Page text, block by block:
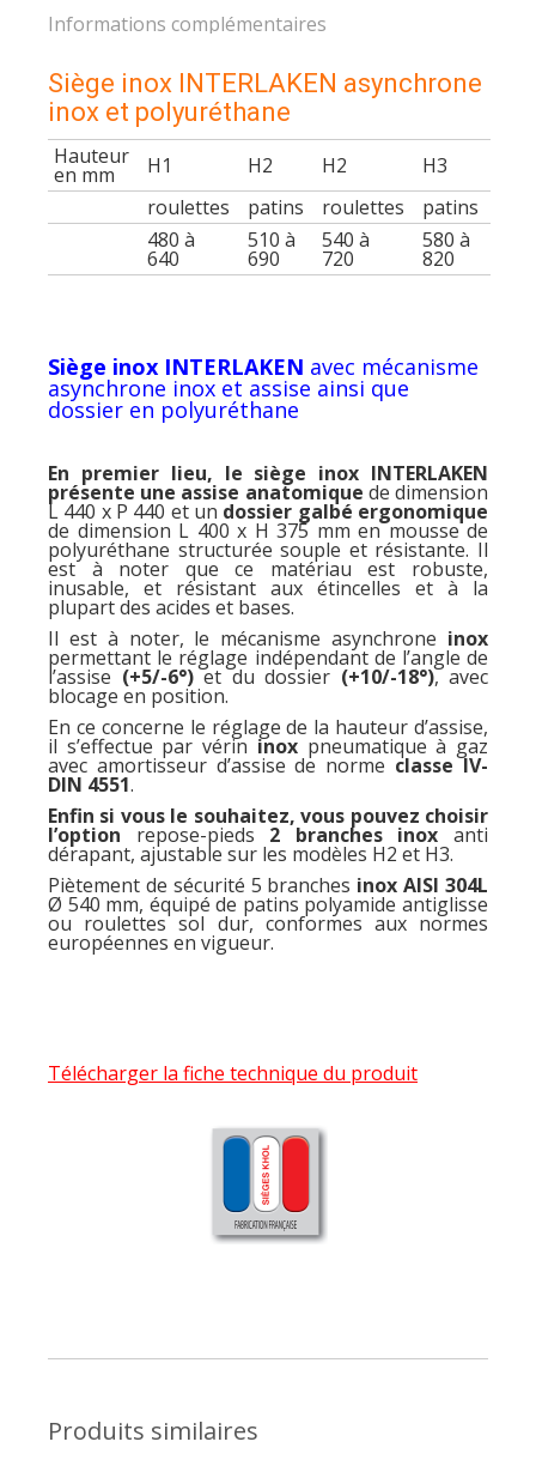
Informations complémentaires
Siège inox INTERLAKEN asynchrone
inox et polyuréthane
Hauteur
en mm H1 H2 H2
H3
roulettes
patins roulettes
patins
480 à
640
510 à
690
540 à
720
580 à
820
Siège inox INTERLAKEN avec mécanisme
asynchrone inox et assise ainsi que
dossier en polyuréthane
En premier lieu, le siège inox INTERLAKEN
présente une assise anatomique de dimension
L 440 x P 440 et un dossier galbé ergonomique
de dimension L 400 x H 375 mm en mousse de
polyuréthane structurée souple et résistante. Il
est à noter que ce matériau est robuste,
inusable, et résistant aux étincelles et à la
plupart des acides et bases.
Il est à noter, le mécanisme asynchrone inox
permettant le réglage indépendant de l’angle de
l’assise (+5/-6°)et du dossier (+10/-18°), avec
blocage en position.
En ce concerne le réglage de la hauteur d’assise,
il s’effectue par vérin inoxpneumatique à gaz
avec amortisseur d’assise de norme classe IV-
DIN 4551.
Enfin si vous le souhaitez, vous pouvez choisir
l’option repose-pieds 2 branches inox anti
dérapant, ajustable sur les modèles H2 et H3.
Piètement de sécurité 5 branches inox AISI 304L
Ø 540 mm, équipé de patins polyamide antiglisse
ou roulettes sol dur, conformes aux normes
européennes en vigueur.
Télécharger la fiche technique du produit
Produits similaires